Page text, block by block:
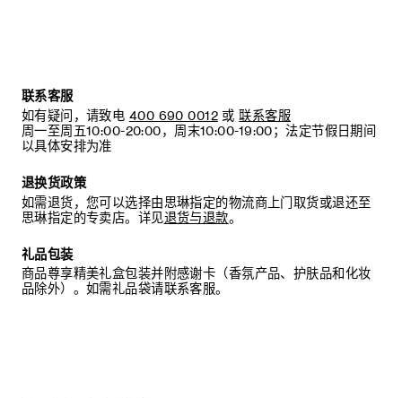
联系客服
如有疑问，请致电 400 690 0012 或 联系客服
周一至周五10:00-20:00，周末10:00-19:00；法定节假日期间
以具体安排为准
退换货政策
如需退货，您可以选择由思琳指定的物流商上门取货或退还至
思琳指定的专卖店。详见退货与退款。
礼品包装
商品尊享精美礼盒包装并附感谢卡（香氛产品、护肤品和化妆
品除外）。如需礼品袋请联系客服。